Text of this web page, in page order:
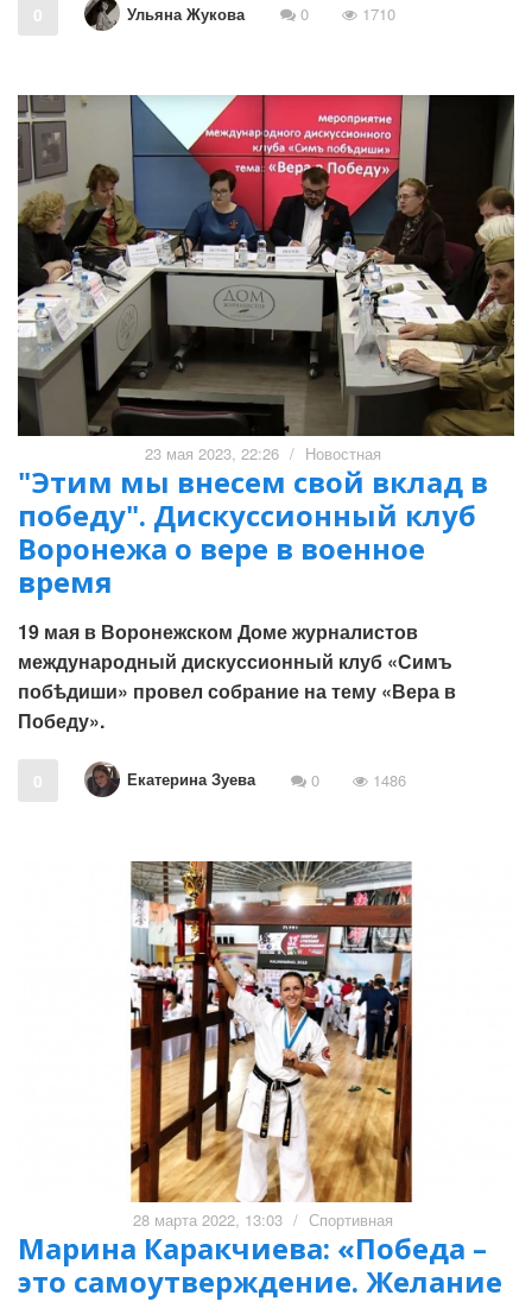
0 Ульяна Жукова 0 1710
23 мая 2023, 22:26 / Новостная
"Этим мы внесем свой вклад в
победу". Дискуссионный клуб
Воронежа о вере в военное
время
19 мая в Воронежском Доме журналистов
международный дискуссионный клуб «Симъ
побѣдиши» провел собрание на тему «Вера в
Победу».
0 Екатерина Зуева 0 1486
28 марта 2022, 13:03 / Спортивная
Марина Каракчиева: «Победа –
это самоутверждение. Желание